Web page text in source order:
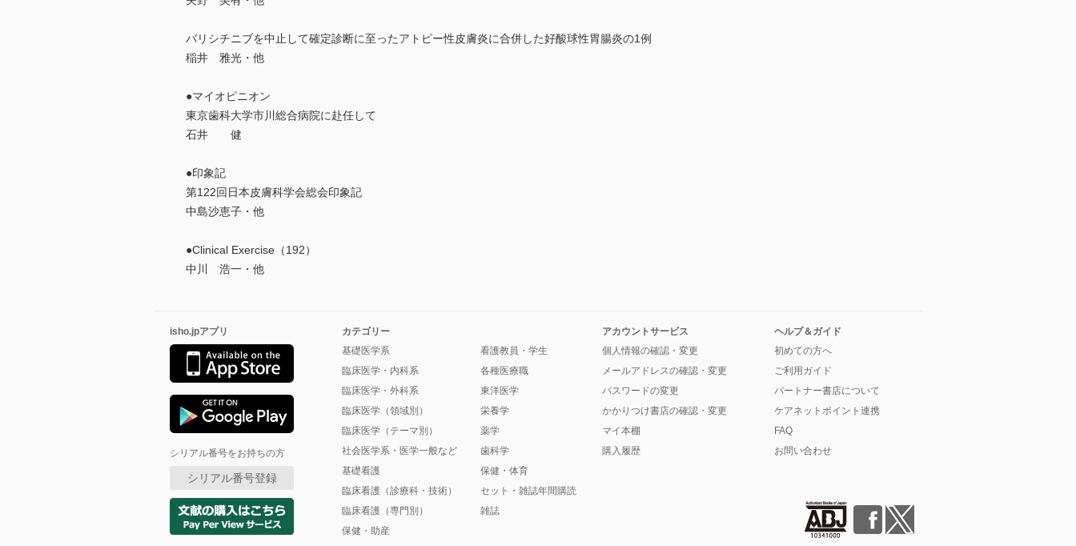
バリシチニブを中止して確定診断に至ったアトピー性皮膚炎に合併した好酸球性胃腸炎の1例
稲井 雅光・他
●マイオピニオン
東京歯科大学市川総合病院に赴任して
石井 健
●印象記
第122回日本皮膚科学会総会印象記
中島沙恵子・他
●Clinical Exercise（192）
中川 浩一・他
isho.jpアプリ
シリアル番号をお持ちの方
シリアル番号登録
カテゴリー
基礎医学系
臨床医学・内科系
臨床医学・外科系
臨床医学（領域別）
臨床医学（テーマ別）
社会医学系・医学一般など
基礎看護
臨床看護（診療科・技術）
臨床看護（専門別）
保健・助産
看護教員・学生
各種医療職
東洋医学
栄養学
薬学
歯科学
保健・体育
セット・雑誌年間購読
雑誌
アカウントサービス
個人情報の確認・変更
メールアドレスの確認・変更
パスワードの変更
かかりつけ書店の確認・変更
マイ本棚
購入履歴
ヘルプ＆ガイド
初めての方へ
ご利用ガイド
パートナー書店について
ケアネットポイント連携
FAQ
お問い合わせ